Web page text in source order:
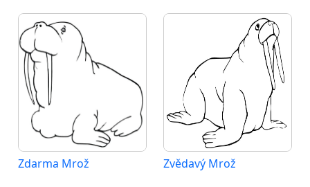
Zdarma Mrož Zvědavý Mrož